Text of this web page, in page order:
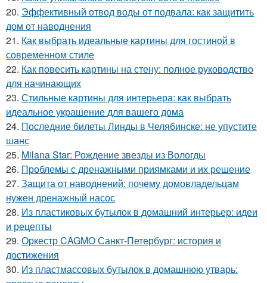
20. Эффективный отвод воды от подвала: как защитить
дом от наводнения
21. Как выбрать идеальные картины для гостиной в
современном стиле
22. Как повесить картины на стену: полное руководство
для начинающих
23. Стильные картины для интерьера: как выбрать
идеальное украшение для вашего дома
24. Последние билеты Линды в Челябинске: не упустите
шанс
25. Milana Star: Рождение звезды из Вологды
26. Проблемы с дренажными приямками и их решение
27. Защита от наводнений: почему домовладельцам
нужен дренажный насос
28. Из пластиковых бутылок в домашний интерьер: идеи
и рецепты
29. Оркестр CAGMO Санкт-Петербург: история и
достижения
30. Из пластмассовых бутылок в домашнюю утварь: